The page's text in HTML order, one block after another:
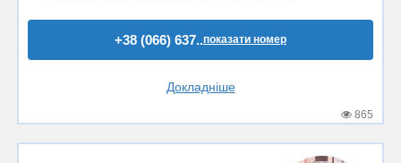
+38 (066) 637..показати номер
Докладніше
865